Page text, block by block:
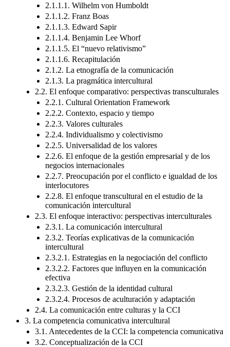
2.1.1.1. Wilhelm von Humboldt
2.1.1.2. Franz Boas
2.1.1.3. Edward Sapir
2.1.1.4. Benjamin Lee Whorf
2.1.1.5. El “nuevo relativismo”
2.1.1.6. Recapitulación
2.1.2. La etnografía de la comunicación
2.1.3. La pragmática intercultural
2.2. El enfoque comparativo: perspectivas transculturales
2.2.1. Cultural Orientation Framework
2.2.2. Contexto, espacio y tiempo
2.2.3. Valores culturales
2.2.4. Individualismo y colectivismo
2.2.5. Universalidad de los valores
2.2.6. El enfoque de la gestión empresarial y de los
negocios internacionales
2.2.7. Preocupación por el conflicto e igualdad de los
interlocutores
2.2.8. El enfoque transcultural en el estudio de la
comunicación intercultural
2.3. El enfoque interactivo: perspectivas interculturales
2.3.1. La comunicación intercultural
2.3.2. Teorías explicativas de la comunicación
intercultural
2.3.2.1. Estrategias en la negociación del conflicto
2.3.2.2. Factores que influyen en la comunicación
efectiva
2.3.2.3. Gestión de la identidad cultural
2.3.2.4. Procesos de aculturación y adaptación
2.4. La comunicación entre culturas y la CCI
3. La competencia comunicativa intercultural
3.1. Antecedentes de la CCI: la competencia comunicativa
3.2. Conceptualización de la CCI